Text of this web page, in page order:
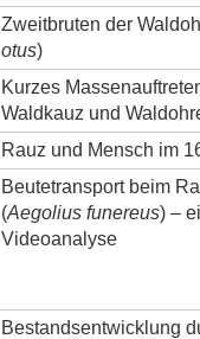
Zweitbruten der
otus)
Kurzes
Waldkauz und
Rauz und Mensch im
Beutetransport beim
(Aegolius funereus) –
Videoanalyse
Bestandsentwicklung